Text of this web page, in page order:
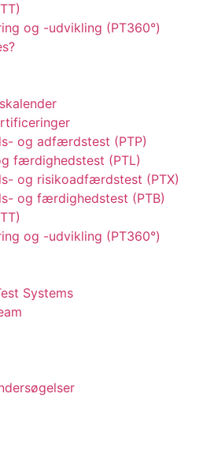
og -udvikling (PT360°)
og adfærdstest (PTP)
færdighedstest (PTL)
og risikoadfærdstest (PTX)
og færdighedstest (PTB)
og -udvikling (PT360°)
Systems